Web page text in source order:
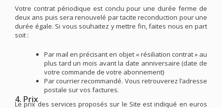
Votre contrat périodique est conclu pour une durée ferme de
deux ans puis sera renouvelé par tacite reconduction pour une
durée égale. Si vous souhaitez y mettre fin, faites nous en part
soit :
Par mail en précisant en objet « résiliation contrat » au
plus tard un mois avant la date anniversaire (date de
votre commande de votre abonnement)
Par courrier recommandé. Vous retrouverez l’adresse
postale sur vos factures.
4. Prix
Le prix des services proposés sur le Site est indiqué en euros